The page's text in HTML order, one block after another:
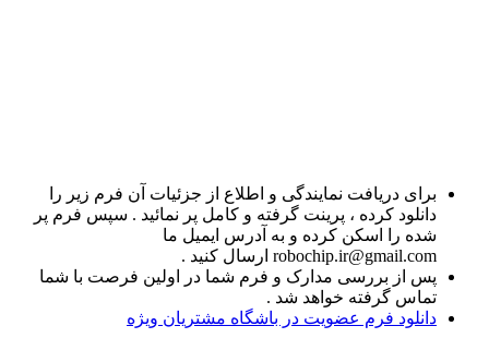
برای دریافت نمایندگی و اطلاع از جزئیات آن فرم زیر را
دانلود کرده ، پرینت گرفته و کامل پر نمائید . سپس فرم پر
شده را اسکن کرده و به آدرس ایمیل ما
robochip.ir@gmail.com ارسال کنید .
پس از بررسی مدارک و فرم شما در اولین فرصت با شما
تماس گرفته خواهد شد .
دانلود فرم عضویت در باشگاه مشتریان ویژه